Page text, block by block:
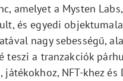
amelyet a Mysten
és egyedi
nagy sebességű,
teszi a tranzakciók
játékokhoz, NFT-khez és